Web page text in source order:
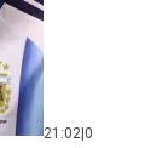
21:02 0